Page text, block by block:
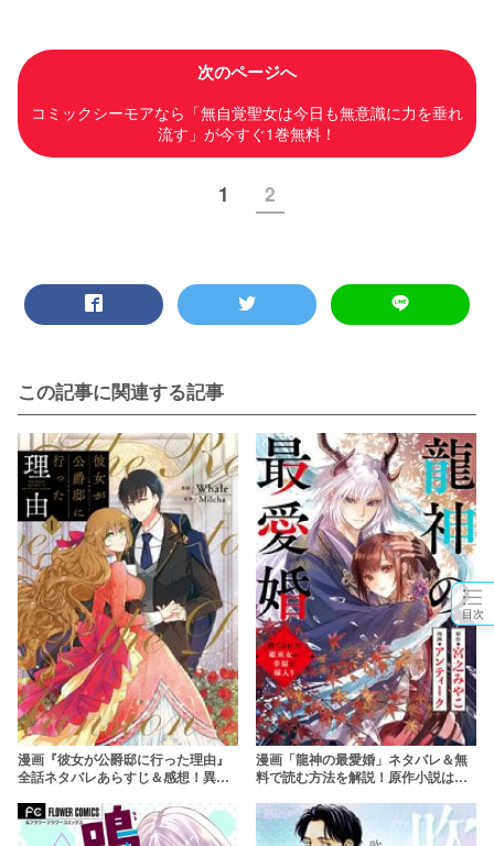
目次
次のページへ
コミックシーモアなら「無自覚聖女は今日も無意識に力を垂れ
流す」が今すぐ1巻無料！
1 2
この記事に関連する記事
漫画『彼女が公爵邸に行った理由』
全話ネタバレあらすじ＆感想！異世
える？
漫画「龍神の最愛婚」ネタバレ＆無
料で読む方法を解説！原作小説はど